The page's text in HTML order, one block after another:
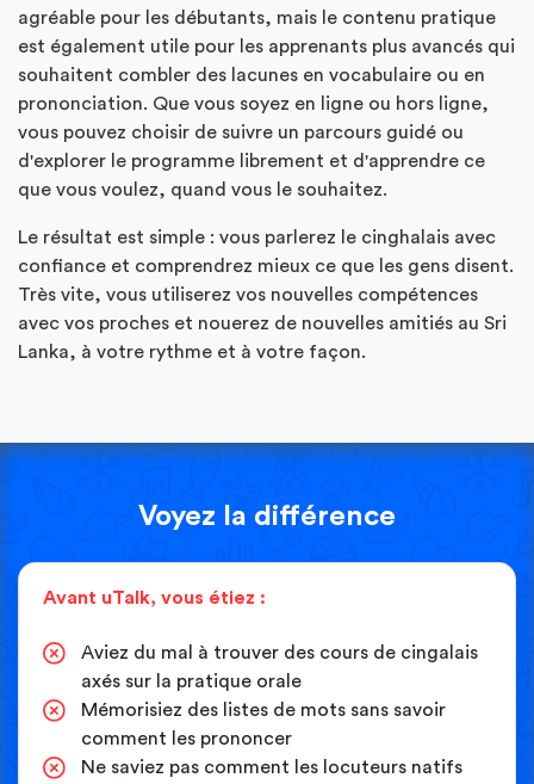
agréable pour les débutants, mais le contenu pratique
est également utile pour les apprenants plus avancés qui
souhaitent combler des lacunes en vocabulaire ou en
prononciation. Que vous soyez en ligne ou hors ligne,
vous pouvez choisir de suivre un parcours guidé ou
d'explorer le programme librement et d'apprendre ce
que vous voulez, quand vous le souhaitez.
Le résultat est simple : vous parlerez le cinghalais avec
confiance et comprendrez mieux ce que les gens disent.
Très vite, vous utiliserez vos nouvelles compétences
avec vos proches et nouerez de nouvelles amitiés au Sri
Lanka, à votre rythme et à votre façon.
Voyez la différence
Avant uTalk, vous étiez :
Aviez du mal à trouver des cours de cingalais
axés sur la pratique orale
Mémorisiez des listes de mots sans savoir
comment les prononcer
Ne saviez pas comment les locuteurs natifs